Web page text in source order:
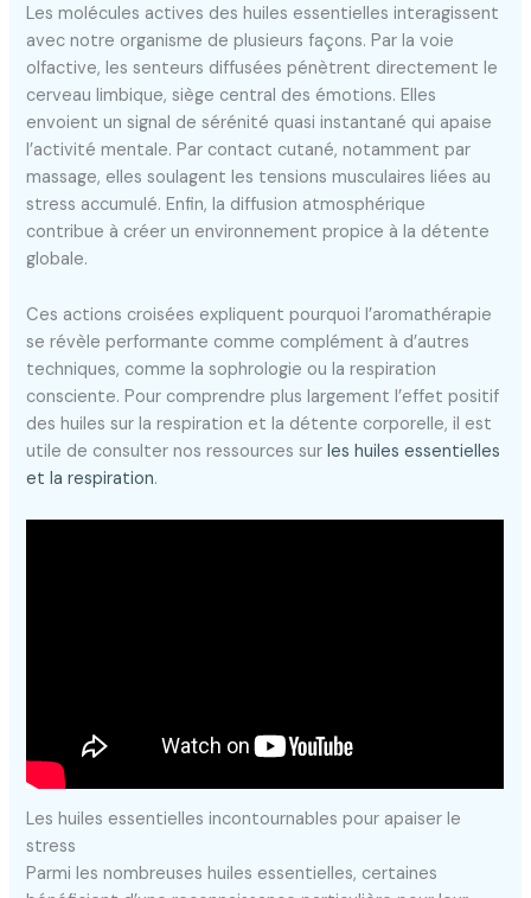
Les molécules actives des huiles essentielles interagissent
avec notre organisme de plusieurs façons. Par la voie
olfactive, les senteurs diffusées pénètrent directement le
cerveau limbique, siège central des émotions. Elles
envoient un signal de sérénité quasi instantané qui apaise
l’activité mentale. Par contact cutané, notamment par
massage, elles soulagent les tensions musculaires liées au
stress accumulé. Enfin, la diffusion atmosphérique
contribue à créer un environnement propice à la détente
globale.
Ces actions croisées expliquent pourquoi l’aromathérapie
se révèle performante comme complément à d’autres
techniques, comme la sophrologie ou la respiration
consciente. Pour comprendre plus largement l’effet positif
des huiles sur la respiration et la détente corporelle, il est
utile de consulter nos ressources surles huiles essentielles
et la respiration.
Les huiles essentielles incontournables pour apaiser le
stress
Parmi les nombreuses huiles essentielles, certaines